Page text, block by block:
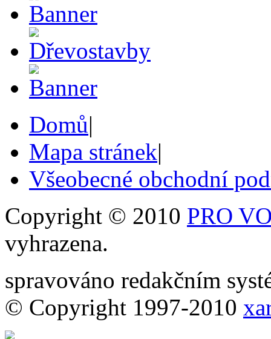
Domů|
Mapa stránek|
Všeobecné obchodní
Copyright © 2010 PRO
vyhrazena.
spravováno redakčním
© Copyright 1997-2010